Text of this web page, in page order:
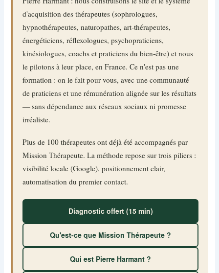
d'acquisition des thérapeutes (sophrologues,
hypnothérapeutes, naturopathes, art-thérapeutes,
énergéticiens, réflexologues, psychopraticiens,
kinésiologues, coachs et praticiens du bien-être) et nous
le pilotons à leur place, en France. Ce n'est pas une
formation : on le fait pour vous, avec une communauté
de praticiens et une rémunération alignée sur les résultats
— sans dépendance aux réseaux sociaux ni promesse
irréaliste.
Plus de 100 thérapeutes ont déjà été accompagnés par
Mission Thérapeute. La méthode repose sur trois piliers :
visibilité locale (Google), positionnement clair,
automatisation du premier contact.
Diagnostic offert (15 min)
Qu'est-ce que Mission Thérapeute ?
Qui est Pierre Harmant ?